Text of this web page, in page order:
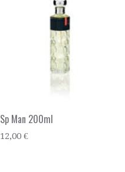
Sp Man 200ml
12,00 €